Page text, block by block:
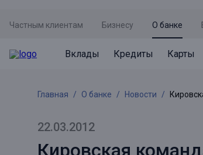
Частным клиентам Бизнесу О банке
Вклады
Не упусти момент
Просто вклад
Накопительный
Кредиты
Кредит под залог недвижимости
Рефинансирование
Кредит на автомобиль
Карты
Дебетовая карта с пакетом услуг
Премиальная карта Mir Supreme
Пенсионная карта
Курсы валют
Бронирование валюты
Курсы валют ЦБ
Оплата кредита
Оценка недвижимости
Подбор новой недвижимости
Акция «Приведи друга»
Акция «Ставка на бизнес»
Главная О банке Новости
22.03.2012
Кировская